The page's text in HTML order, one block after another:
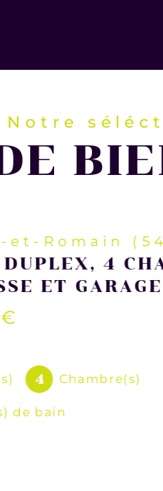
Notre
et-Romain
DUPLEX, 4
ET GARAGE
4 Chambre(s)
de bain